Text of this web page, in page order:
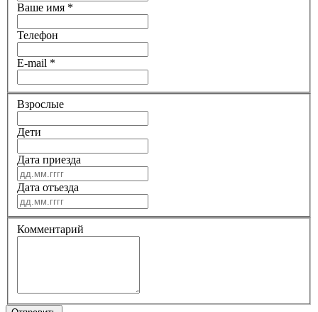
Ваше имя *
Телефон
E-mail *
Взрослые
Дети
Дата приезда
Дата отъезда
Комментарий